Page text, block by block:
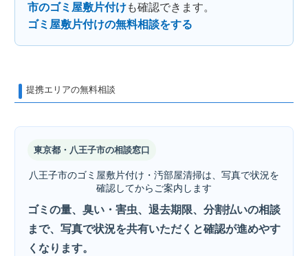
市のゴミ屋敷片付けも確認できます。
ゴミ屋敷片付けの無料相談をする
提携エリアの無料相談
東京都・八王子市の相談窓口
八王子市のゴミ屋敷片付け・汚部屋清掃は、写真で状況を
確認してからご案内します
ゴミの量、臭い・害虫、退去期限、分割払いの相談
まで、写真で状況を共有いただくと確認が進めやす
くなります。